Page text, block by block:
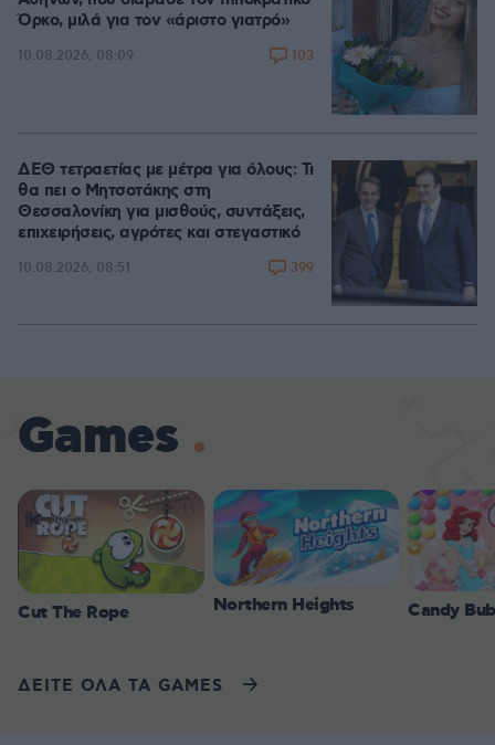
Όρκο, μιλά για τον «άριστο γιατρό»
10.08.2026, 08:09 103
ΔΕΘ τετραετίας με μέτρα για όλους: Τι
θα πει ο Μητσοτάκης στη
Θεσσαλονίκη για μισθούς, συντάξεις,
επιχειρήσεις, αγρότες και στεγαστικό
10.08.2026, 08:51 399
Games
Cut The Rope Northern Heights Candy
ΔΕΙΤΕ ΟΛΑ ΤΑ GAMES